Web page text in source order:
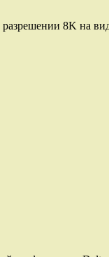
8K на